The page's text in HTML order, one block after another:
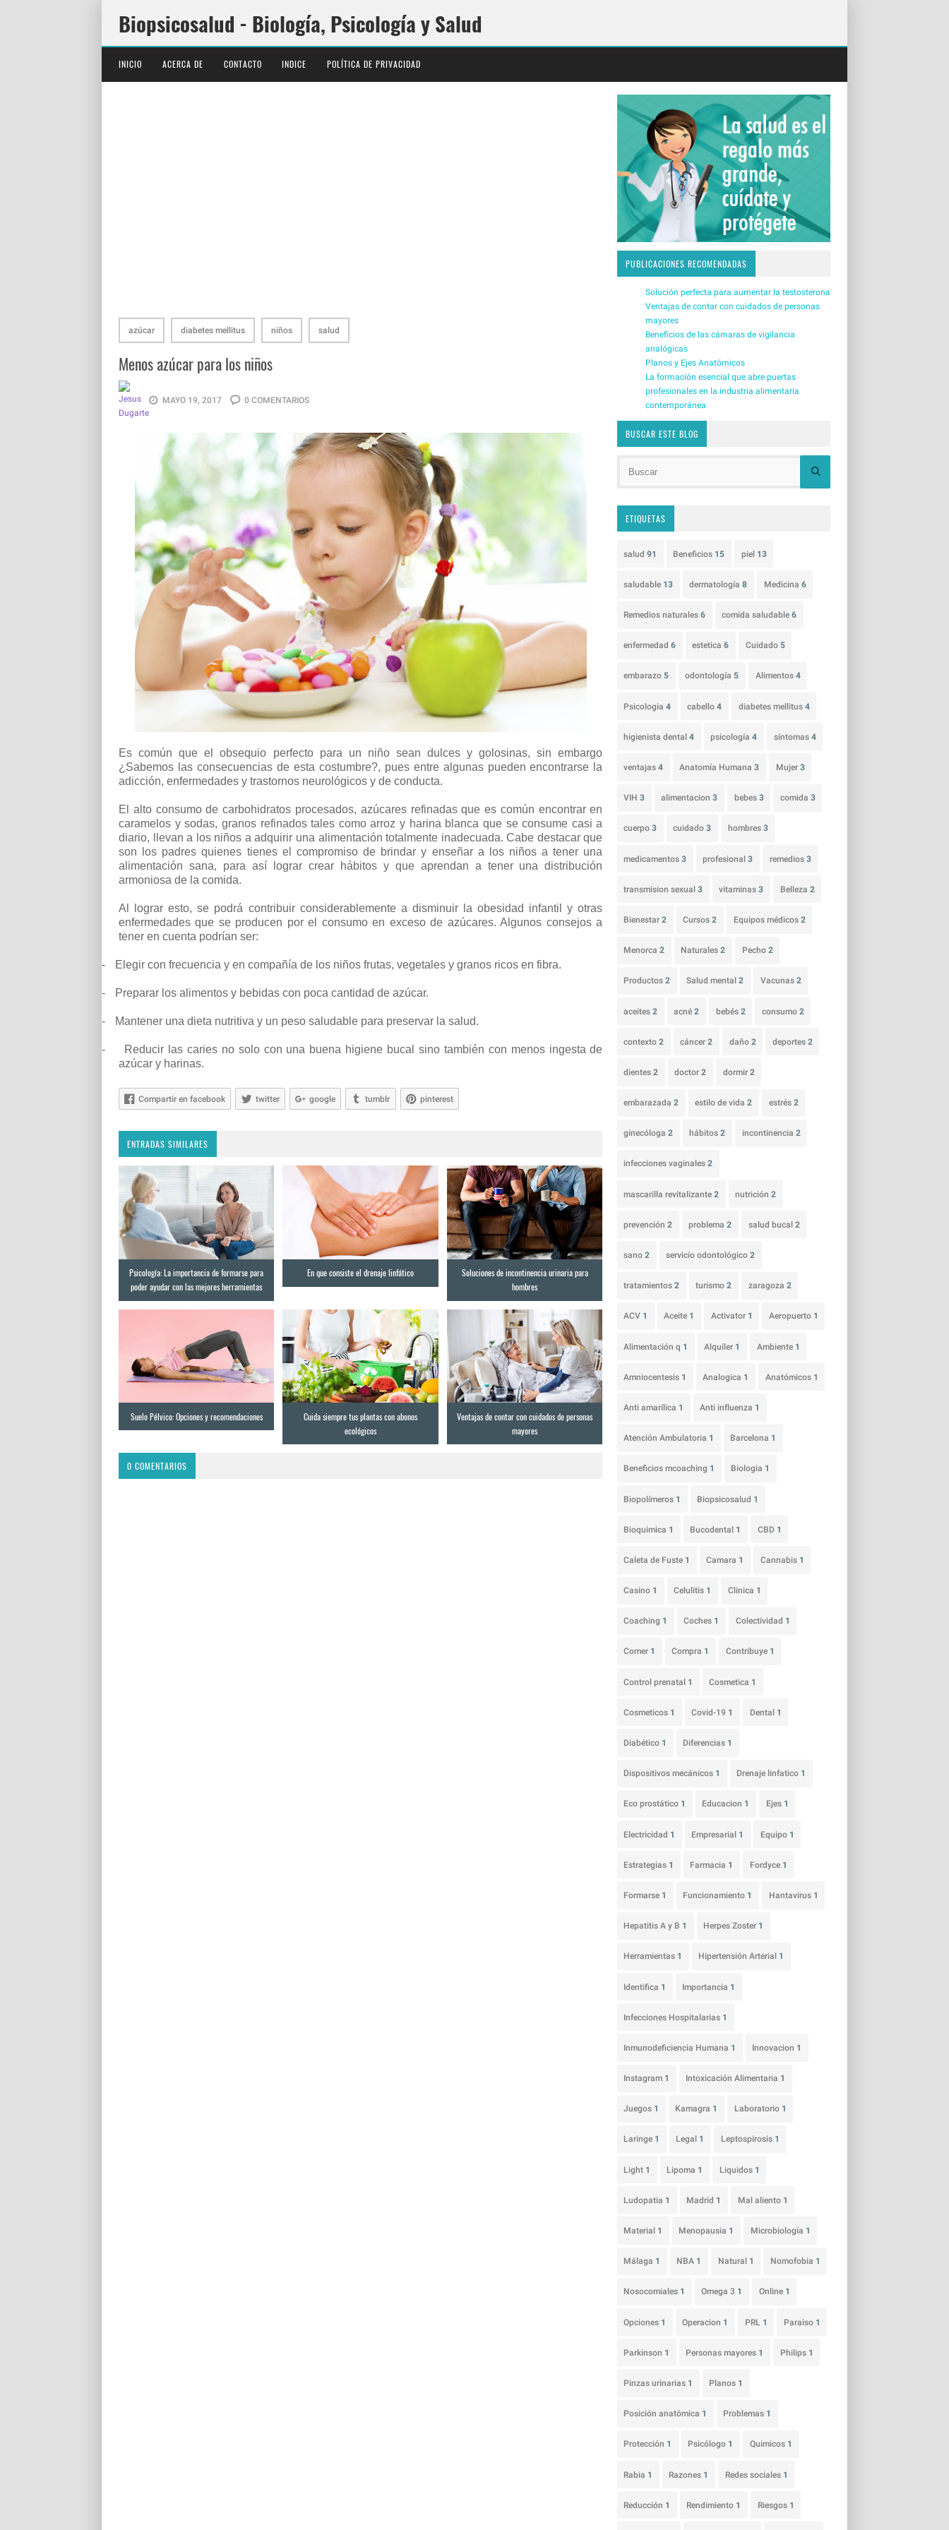
Biopsicosalud - Biología, Psicología y Salud
INICIO ACERCA DE CONTACTO INDICE POLÍTICA DE PRIVACIDAD
azúcar diabetes mellitus niños salud
Menos azúcar para los niños
MAYO 19, 2017 0 COMENTARIOS
Es común que el obsequio perfecto para un niño sean dulces y golosinas, sin embargo
¿Sabemos las consecuencias de esta costumbre?, pues entre algunas pueden encontrarse la
adicción, enfermedades y trastornos neurológicos y de conducta.
El alto consumo de carbohidratos procesados, azúcares refinadas que es común encontrar en
caramelos y sodas, granos refinados tales como arroz y harina blanca que se consume casi a
diario, llevan a los niños a adquirir una alimentación totalmente inadecuada. Cabe destacar que
son los padres quienes tienes el compromiso de brindar y enseñar a los niños a tener una
alimentación sana, para así lograr crear hábitos y que aprendan a tener una distribución
armoniosa de la comida.
Al lograr esto, se podrá contribuir considerablemente a disminuir la obesidad infantil y otras
enfermedades que se producen por el consumo en exceso de azúcares. Algunos consejos a
tener en cuenta podrían ser:
- Elegir con frecuencia y en compañía de los niños frutas, vegetales y granos ricos en fibra.
- Preparar los alimentos y bebidas con poca cantidad de azúcar.
- Mantener una dieta nutritiva y un peso saludable para preservar la salud.
-
Reducir las caries no solo con una buena higiene bucal sino también con menos ingesta de
azúcar y harinas.
Compartir en facebook twitter google tumblr pinterest
ENTRADAS SIMILARES
Psicología: La importancia de formarse para
poder ayudar con las mejores herramientas
En que consiste el drenaje linfático
Soluciones de incontinencia urinaria para
hombres
Suelo Pélvico: Opciones y recomendaciones
Cuida siempre tus plantas con abonos
ecológicos
Ventajas de contar con cuidados de personas
mayores
0 COMENTARIOS
PUBLICACIONES RECOMENDADAS
Solución perfecta para aumentar la testosterona
Ventajas de contar con cuidados de personas
mayores
Beneficios de las cámaras de vigilancia
analógicas
Planos y Ejes Anatómicos
La formación esencial que abre puertas
profesionales en la industria alimentaria
contemporánea
BUSCAR ESTE BLOG
ETIQUETAS
salud91 Beneficios 15 piel 13
saludable 13 dermatología8 Medicina 6
Remedios naturales6 comida saludable6
enfermedad6 estetica6 Cuidado 5
embarazo 5 odontología 5 Alimentos 4
Psicologia4 cabello4 diabetes mellitus 4
higienista dental4 psicología4 síntomas 4
ventajas4 Anatomía Humana3 Mujer 3
VIH3 alimentacion3 bebes 3 comida 3
cuerpo3 cuidado3 hombres 3
medicamentos3 profesional3 remedios 3
transmision sexual3 vitaminas3 Belleza 2
Bienestar2 Cursos2 Equipos médicos 2
Menorca2 Naturales2 Pecho 2
Productos2 Salud mental2 Vacunas 2
aceites2 acné2 bebés 2 consumo 2
contexto2 cáncer2 daño 2 deportes 2
dientes2 doctor2 dormir 2
embarazada2 estilo de vida2 estrés 2
ginecóloga2 hábitos2 incontinencia 2
infecciones vaginales2
mascarilla revitalizante2 nutrición2
prevención2 problema2 salud bucal 2
sano2 servicio odontológico2
tratamientos2 turismo2 zaragoza 2
ACV 1 Aceite 1 Activator 1 Aeropuerto 1
Alimentación q 1 Alquiler 1 Ambiente 1
Amniocentesis 1 Analogica 1 Anatómicos 1
Anti amarílica 1 Anti influenza 1
Atención Ambulatoria 1 Barcelona 1
Beneficios mcoaching 1 Biologia 1
Biopolímeros 1 Biopsicosalud 1
Bioquimica 1 Bucodental 1 CBD 1
Caleta de Fuste 1 Camara 1 Cannabis 1
Casino 1 Celulitis 1 Clinica 1
Coaching 1 Coches 1 Colectividad 1
Comer 1 Compra 1 Contribuye 1
Control prenatal 1 Cosmetica 1
Cosmeticos 1 Covid-19 1 Dental 1
Diabético 1 Diferencias 1
Dispositivos mecánicos 1 Drenaje linfatico 1
Eco prostático 1 Educacion 1 Ejes 1
Electricidad 1 Empresarial 1 Equipo 1
Estrategias 1 Farmacia 1 Fordyce 1
Formarse 1 Funcionamiento 1 Hantavirus 1
Hepatitis A y B 1 Herpes Zoster 1
Herramientas 1 Hipertensión Arterial 1
Identifica 1 Importancia 1
Infecciones Hospitalarias 1
Inmunodeficiencia Humana 1 Innovacion 1
Instagram 1 Intoxicación Alimentaria 1
Juegos 1 Kamagra 1 Laboratorio 1
Laringe 1 Legal 1 Leptospirosis 1
Light 1 Lipoma 1 Liquidos 1
Ludopatia 1 Madrid 1 Mal aliento 1
Material 1 Menopausia 1 Microbiología 1
Málaga 1 NBA 1 Natural 1 Nomofobia 1
Nosocomiales 1 Omega 3 1 Online 1
Opciones 1 Operacion 1 PRL 1 Paraiso 1
Parkinson 1 Personas mayores 1 Philips 1
Pinzas urinarias 1 Planos 1
Posición anatómica 1 Problemas 1
Protección 1 Psicólogo 1 Quimicos 1
Rabia 1 Razones 1 Redes sociales 1
Reducción 1 Rendimiento 1 Riesgos 1